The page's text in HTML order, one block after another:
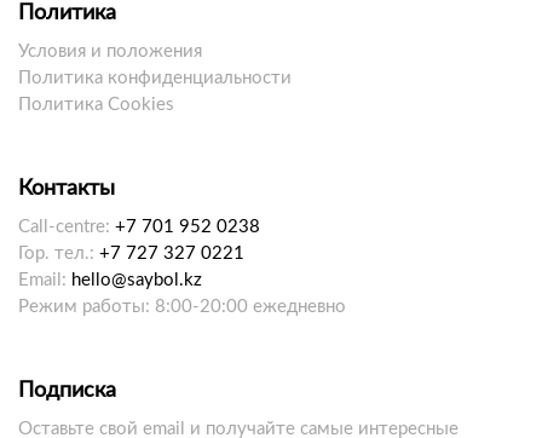
Политика
Условия и положения
Политика конфиденциальности
Политика Cookies
Контакты
Call-centre: +7 701 952 0238
Гор. тел.: +7 727 327 0221
Email: hello@saybol.kz
Режим работы: 8:00-20:00 ежедневно
Подписка
Оставьте свой email и получайте самые интересные